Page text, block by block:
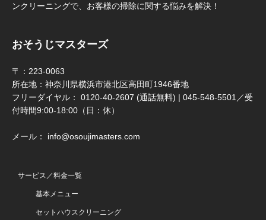
ンクリーニングで、お客様の掃除に関する悩みを解決！
おそうじマスターズ
〒：223-0063
所在地：神奈川県横浜市港北区高田町1946番地
フリーダイヤル： 0120-40-2607 (通話無料) | 045-548-5501／受
付時間9:00-18:00（日：休）
メール： info@osoujimasters.com
サービス／料金一覧
基本メニュー
セットハウスクリーニング